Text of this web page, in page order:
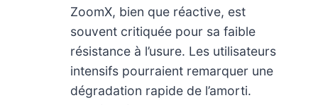
ZoomX, bien que réactive, est
souvent critiquée pour sa faible
résistance à l’usure. Les utilisateurs
intensifs pourraient remarquer une
dégradation rapide de l’amorti.